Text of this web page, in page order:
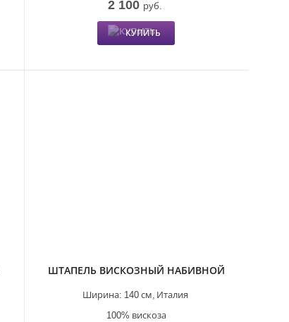
2 100 руб.
КУПИТЬ
ШТАПЕЛЬ ВИСКОЗНЫЙ НАБИВНОЙ
Италия
Ширина: 140 см,
100% вискоза